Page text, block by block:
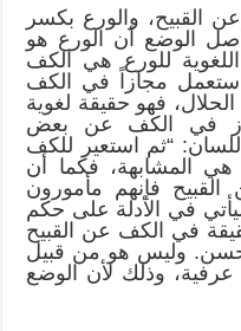
القبيح، والورع بكسر
الوضع أن الورع هو
للورع هي الكف
استعمل مجازاً في الكف
فهو حقيقة لغوية
في الكف عن بعض
“ثم استعير للكف
هي المشابهة، فكما أن
فإنهم مأمورون
في الأدلة على حكم
في الكف عن القبيح
وليس هو من قبيل
عرفية، وذلك لأن الوضع